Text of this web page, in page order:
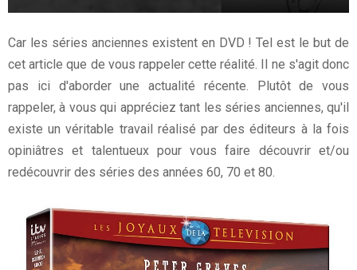
Car les séries anciennes existent en DVD ! Tel est le but de
cet article que de vous rappeler cette réalité. Il ne s'agit donc
pas ici d'aborder une actualité récente. Plutôt de vous
rappeler, à vous qui appréciez tant les séries anciennes, qu'il
existe un véritable travail réalisé par des éditeurs à la fois
opiniâtres et talentueux pour vous faire découvrir et/ou
redécouvrir des séries des années 60, 70 et 80.